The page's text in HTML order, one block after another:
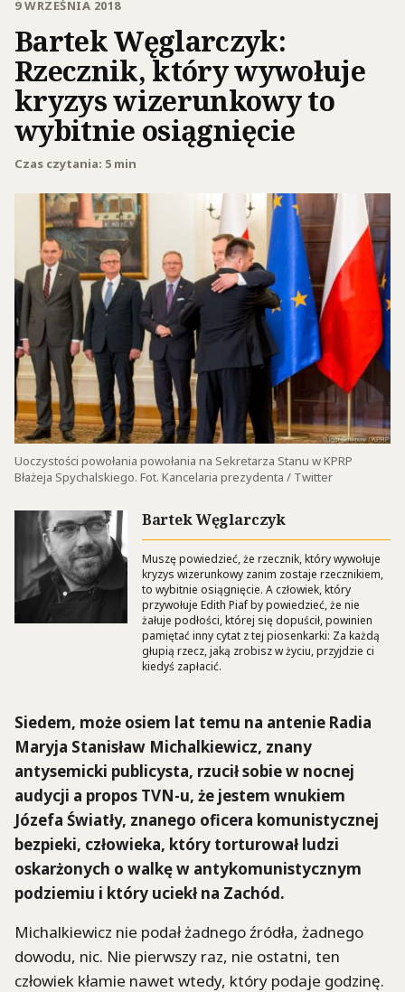
9 WRZEŚNIA 2018
Bartek Węglarczyk:
Rzecznik, który wywołuje
kryzys wizerunkowy to
wybitnie osiągnięcie
Czas czytania: 5 min
Uoczystości powołania powołania na Sekretarza Stanu w KPRP
Błażeja Spychalskiego. Fot. Kancelaria prezydenta / Twitter
Bartek Węglarczyk
Muszę powiedzieć, że rzecznik, który wywołuje
kryzys wizerunkowy zanim zostaje rzecznikiem,
to wybitnie osiągnięcie. A człowiek, który
przywołuje Edith Piaf by powiedzieć, że nie
żałuje podłości, której się dopuścił, powinien
pamiętać inny cytat z tej piosenkarki: Za każdą
głupią rzecz, jaką zrobisz w życiu, przyjdzie ci
kiedyś zapłacić.
Siedem, może osiem lat temu na antenie Radia
Maryja Stanisław Michalkiewicz, znany
antysemicki publicysta, rzucił sobie w nocnej
audycji a propos TVN-u, że jestem wnukiem
Józefa Światły, znanego oficera komunistycznej
bezpieki, człowieka, który torturował ludzi
oskarżonych o walkę w antykomunistycznym
podziemiu i który uciekł na Zachód.
Michalkiewicz nie podał żadnego źródła, żadnego
dowodu, nic. Nie pierwszy raz, nie ostatni, ten
człowiek kłamie nawet wtedy, który podaje godzinę.